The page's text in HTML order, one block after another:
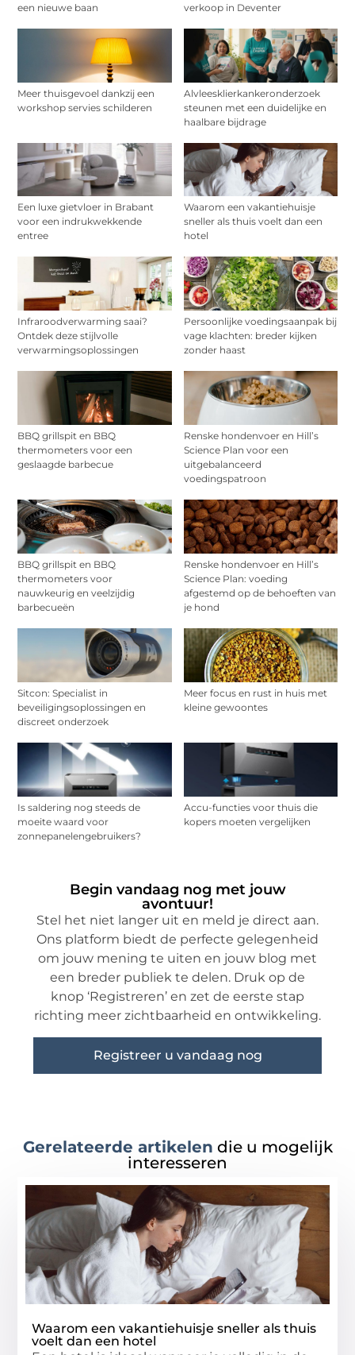
een nieuwe baan
verkoop in Deventer
Meer thuisgevoel dankzij een
workshop servies schilderen
Alvleesklierkankeronderzoek
steunen met een duidelijke en
haalbare bijdrage
Een luxe gietvloer in Brabant
voor een indrukwekkende
entree
Waarom een vakantiehuisje
sneller als thuis voelt dan een
hotel
Infraroodverwarming saai?
Ontdek deze stijlvolle
verwarmingsoplossingen
Persoonlijke voedingsaanpak bij
vage klachten: breder kijken
zonder haast
BBQ grillspit en BBQ
thermometers voor een
geslaagde barbecue
Renske hondenvoer en Hill’s
Science Plan voor een
uitgebalanceerd
voedingspatroon
BBQ grillspit en BBQ
thermometers voor
nauwkeurig en veelzijdig
barbecueën
Renske hondenvoer en Hill’s
Science Plan: voeding
afgestemd op de behoeften van
je hond
Sitcon: Specialist in
beveiligingsoplossingen en
discreet onderzoek
Meer focus en rust in huis met
kleine gewoontes
Is saldering nog steeds de
moeite waard voor
zonnepanelengebruikers?
Accu-functies voor thuis die
kopers moeten vergelijken
Begin vandaag nog met jouw
avontuur!
Stel het niet langer uit en meld je direct aan.
Ons platform biedt de perfecte gelegenheid
om jouw mening te uiten en jouw blog met
een breder publiek te delen. Druk op de
knop ‘Registreren’ en zet de eerste stap
richting meer zichtbaarheid en ontwikkeling.
Registreer u vandaag nog
Gerelateerde artikelen die u mogelijk
interesseren
Waarom een vakantiehuisje sneller als thuis
voelt dan een hotel